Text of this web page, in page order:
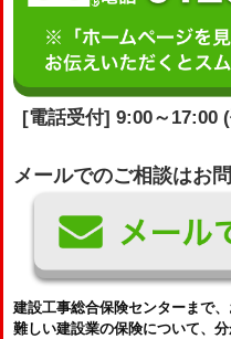
[電話受付] 9:00～17:00
メールでのご相談はお
建設工事総合保険センターまで
難しい建設業の保険について、